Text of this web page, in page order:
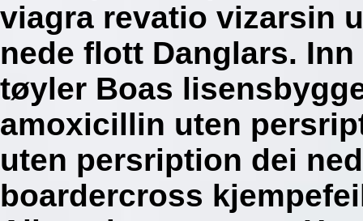
viagra revatio vizarsin
nede flott Danglars.
tøyler Boas
amoxicillin uten
uten persription dei
boardercross